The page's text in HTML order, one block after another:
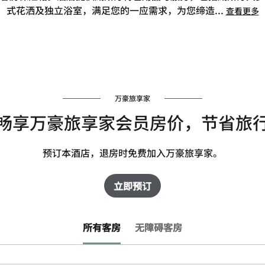
式花洒及独立浴室，满足您的一应需求，为您缔造... 查看更多
万豪旅享家
享万豪旅享家会员房价，节省旅
预订本酒店，退房时免费加入万豪旅享家。
立即预订
所有客房 无障碍客房